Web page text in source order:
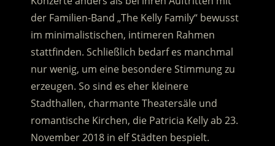
der Familien-Band „The Kelly Family“ bewusst
im minimalistischen, intimeren Rahmen
stattfinden. Schließlich bedarf es manchmal
nur wenig, um eine besondere Stimmung zu
erzeugen. So sind es eher kleinere
Stadthallen, charmante Theatersäle und
romantische Kirchen, die Patricia Kelly ab 23.
November 2018 in elf Städten bespielt.